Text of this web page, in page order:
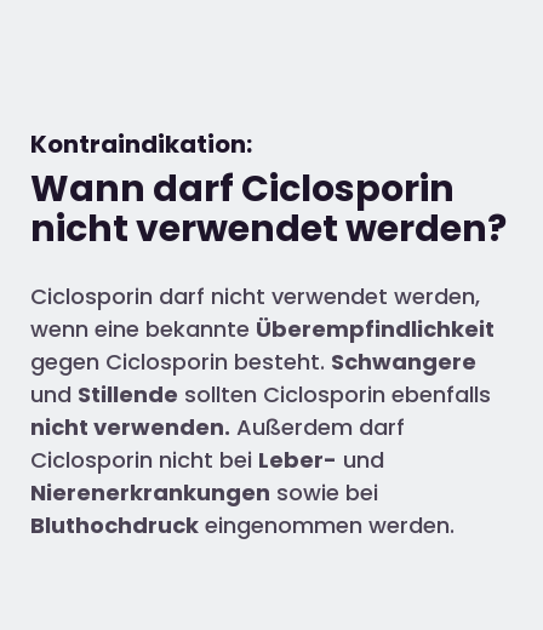
Kontraindikation:
Wann darf Ciclosporin
nicht verwendet werden?
Ciclosporin darf nicht verwendet werden,
wenn eine bekannte Überempfindlichkeit
gegen Ciclosporin besteht. Schwangere
und Stillende sollten Ciclosporin ebenfalls
nicht verwenden. Außerdem darf
Ciclosporin nicht bei Leber- und
Nierenerkrankungen sowie bei
Bluthochdruck eingenommen werden.